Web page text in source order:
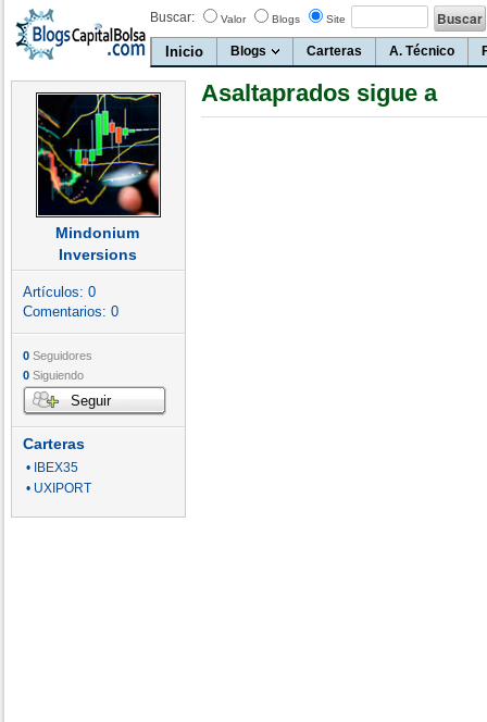
Buscar: Valor Blogs Site
Inicio Blogs Carteras A. Técnico
Mindonium
Inversions
Artículos: 0
Comentarios: 0
0 Seguidores
0 Siguiendo
Seguir
Carteras
• IBEX35
• UXIPORT
Asaltaprados sigue a